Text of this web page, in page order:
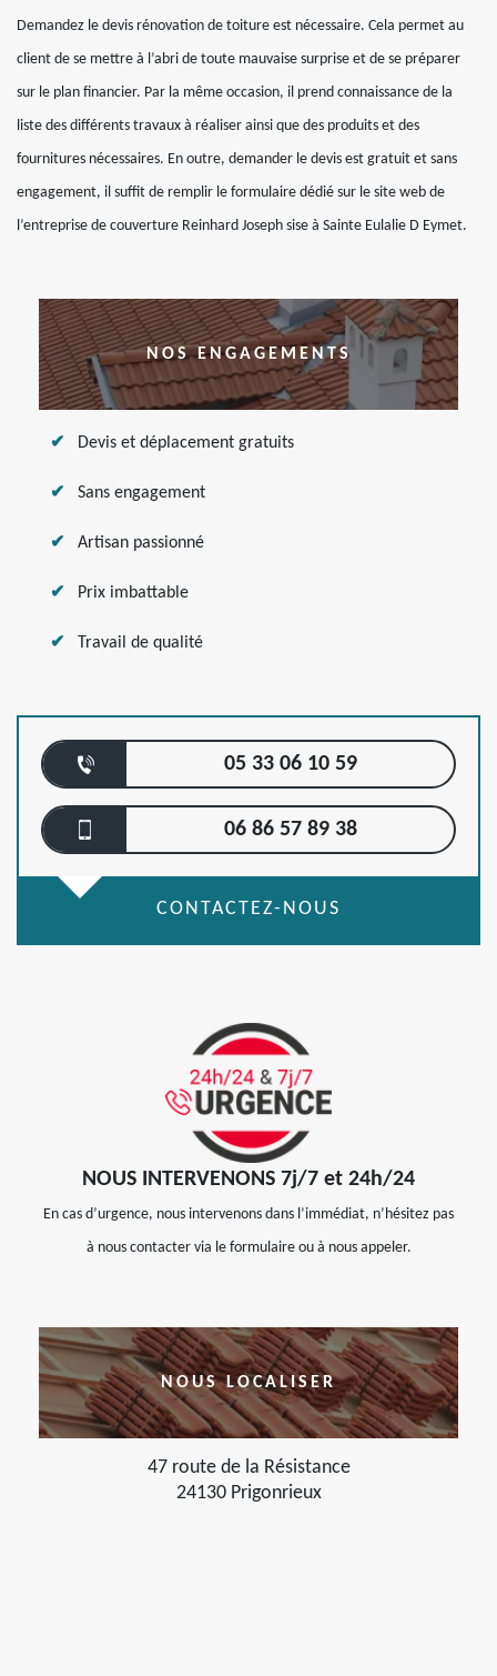
Demandez le devis rénovation de toiture est nécessaire. Cela permet au
client de se mettre à l’abri de toute mauvaise surprise et de se préparer
sur le plan financier. Par la même occasion, il prend connaissance de la
liste des différents travaux à réaliser ainsi que des produits et des
fournitures nécessaires. En outre, demander le devis est gratuit et sans
engagement, il suffit de remplir le formulaire dédié sur le site web de
l’entreprise de couverture Reinhard Joseph sise à Sainte Eulalie D Eymet.
NOS ENGAGEMENTS
Devis et déplacement gratuits
Sans engagement
Artisan passionné
Prix imbattable
Travail de qualité
05 33 06 10 59
06 86 57 89 38
CONTACTEZ-NOUS
NOUS INTERVENONS 7j/7 et 24h/24
En cas d’urgence, nous intervenons dans l’immédiat, n’hésitez pas
à nous contacter via le formulaire ou à nous appeler.
NOUS LOCALISER
47 route de la Résistance
24130 Prigonrieux